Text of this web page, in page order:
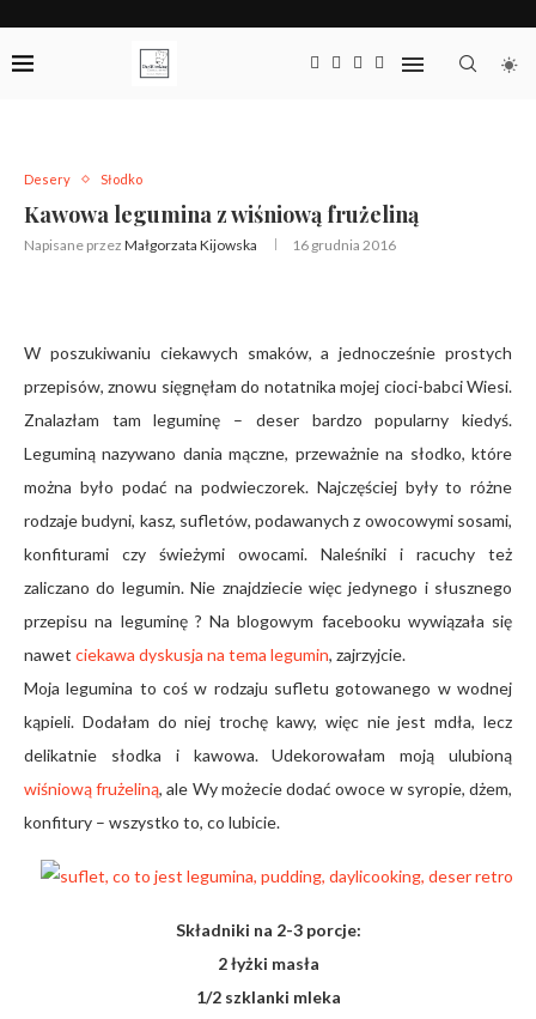
Desery Słodko
Kawowa legumina z wiśniową frużeliną
Napisane przez Małgorzata Kijowska 16 grudnia 2016
W poszukiwaniu ciekawych smaków, a jednocześnie prostych
przepisów, znowu sięgnęłam do notatnika mojej cioci-babci Wiesi.
Znalazłam tam leguminę – deser bardzo popularny kiedyś.
Leguminą nazywano dania mączne, przeważnie na słodko, które
można było podać na podwieczorek. Najczęściej były to różne
rodzaje budyni, kasz, sufletów, podawanych z owocowymi sosami,
konfiturami czy świeżymi owocami. Naleśniki i racuchy też
zaliczano do legumin. Nie znajdziecie więc jedynego i słusznego
przepisu na leguminę ? Na blogowym facebooku wywiązała się
nawet ciekawa dyskusja na tema legumin, zajrzyjcie.
Moja legumina to coś w rodzaju sufletu gotowanego w wodnej
kąpieli. Dodałam do niej trochę kawy, więc nie jest mdła, lecz
delikatnie słodka i kawowa. Udekorowałam moją ulubioną
wiśniową frużeliną, ale Wy możecie dodać owoce w syropie, dżem,
konfitury – wszystko to, co lubicie.
Składniki na 2-3 porcje:
2 łyżki masła
1/2 szklanki mleka